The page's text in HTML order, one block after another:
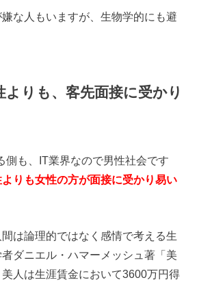
な人もいますが、生物学的にも避
よりも、客先面接に受かり
側も、IT業界なので男性社会です
よりも女性の方が面接に受かり易い
は論理的ではなく感情で考える生
ダニエル・ハマーメッシュ著「美
人は生涯賃金において3600万円得